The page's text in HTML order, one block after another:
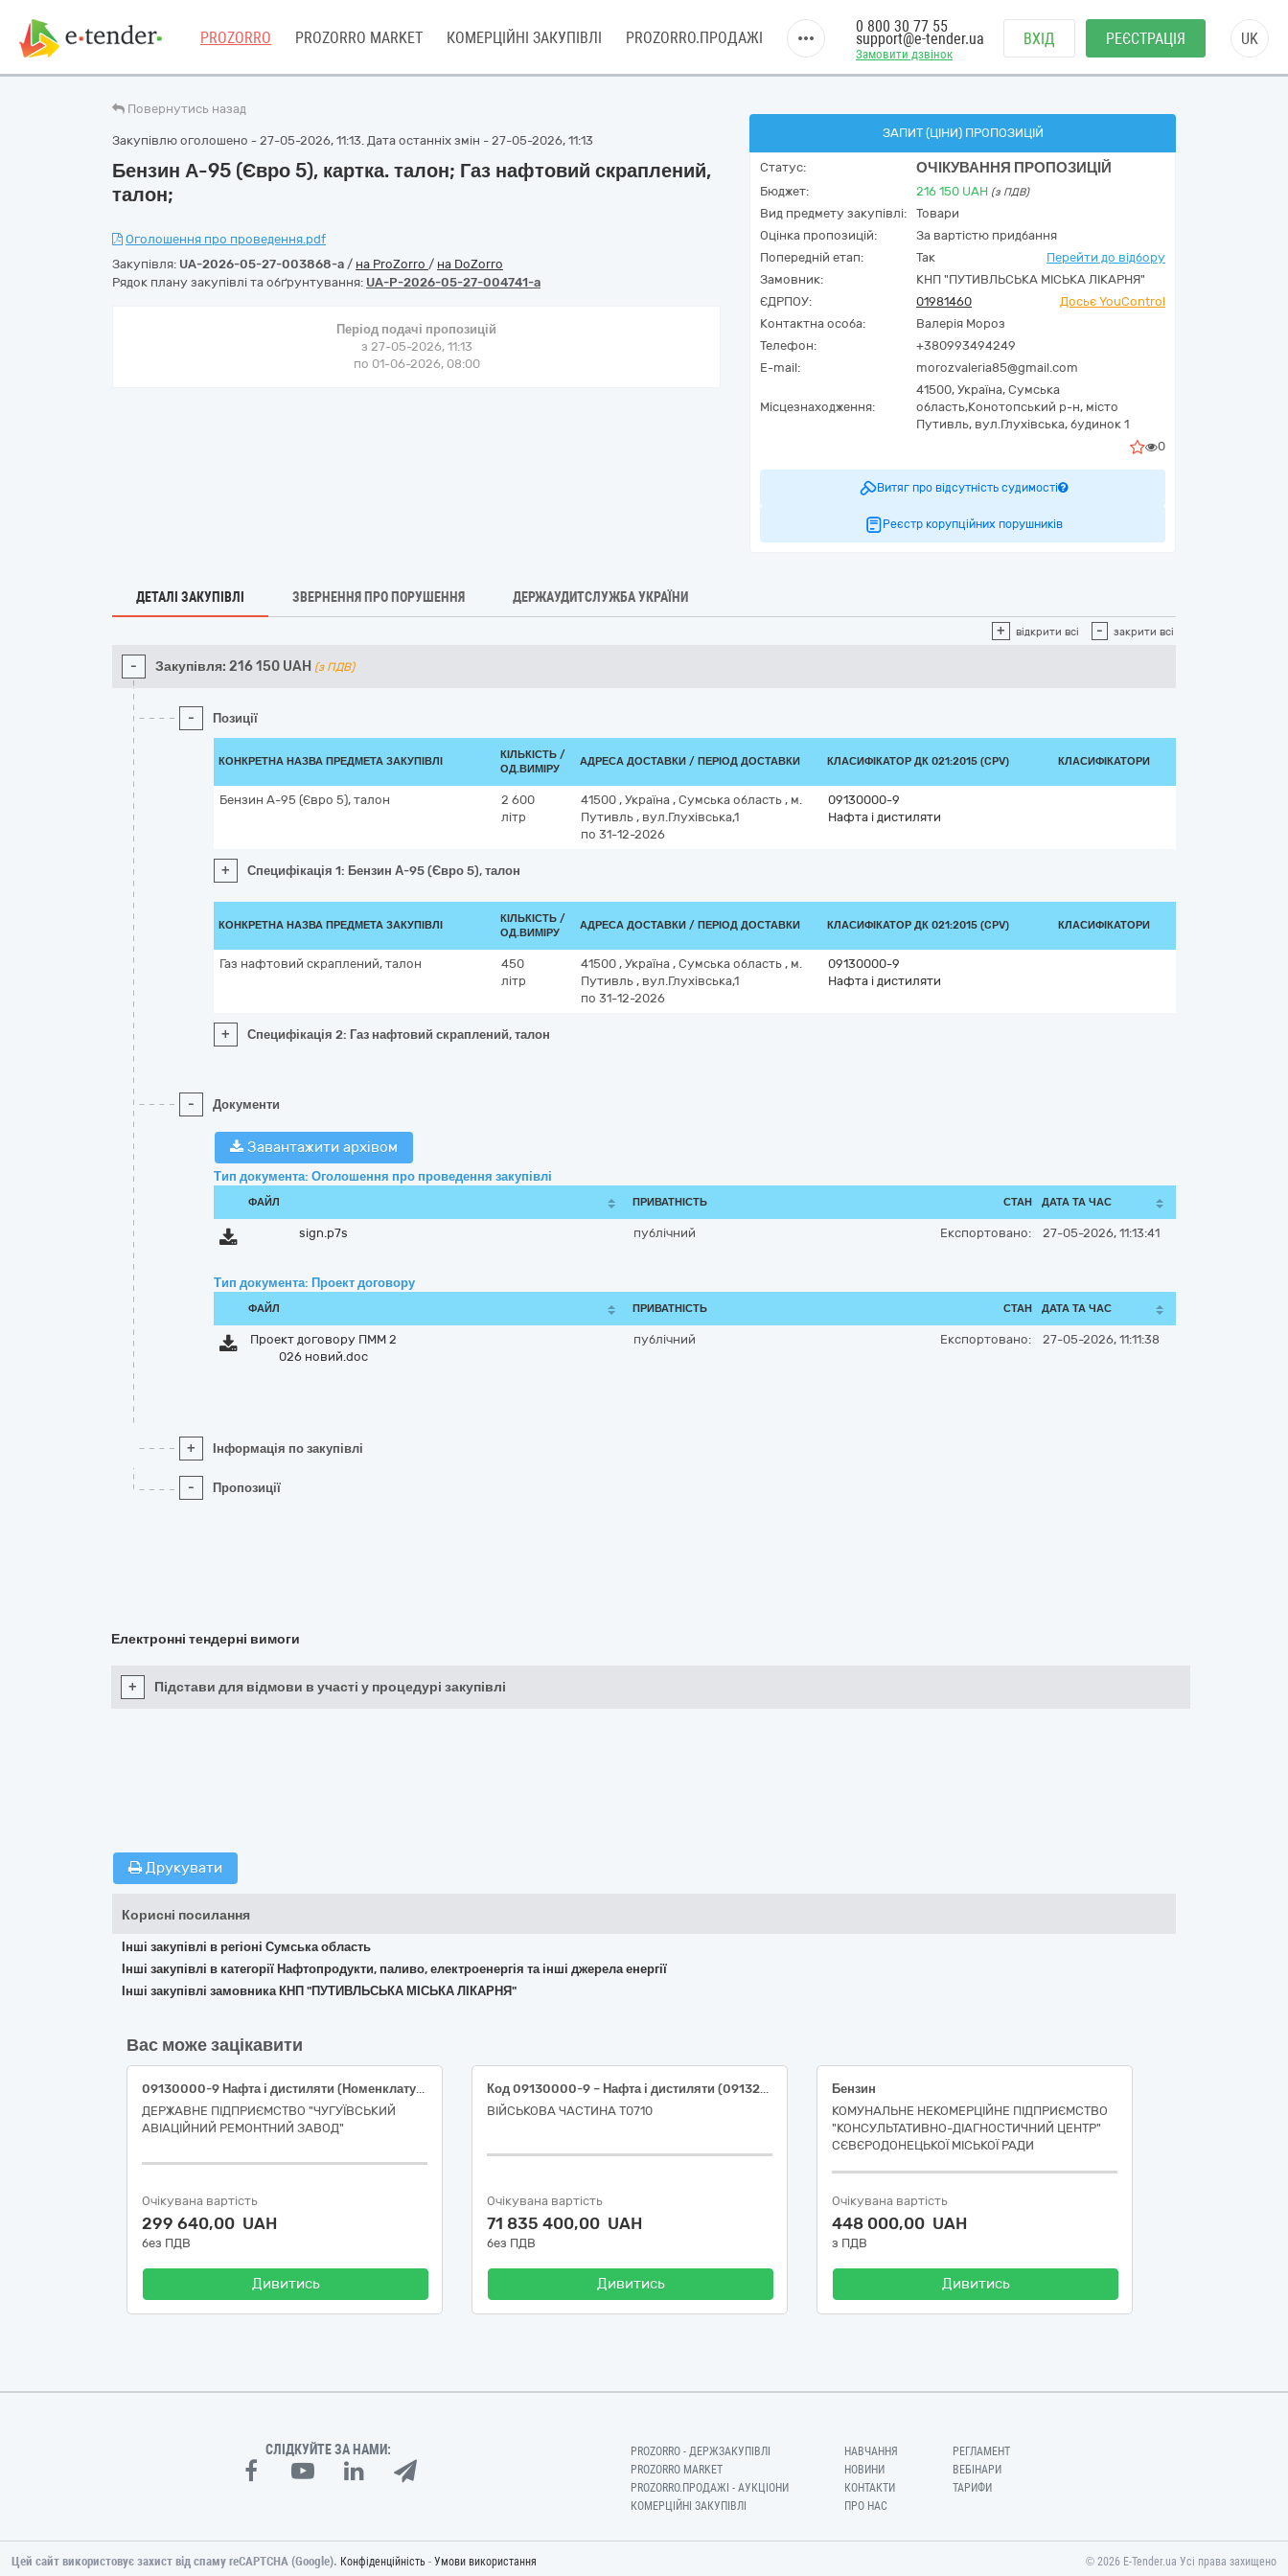
PROZORRO PROZORRO MARKET КОМЕРЦІЙНІ ЗАКУПІВЛІ PROZORRO.ПРОДАЖІ
Замовити дзвінок
0 800 30 77 55
support@e-tender.ua ВХІД РЕЄСТРАЦІЯ UK
Повернутись назад
Закупівлю оголошено - 27-05-2026, 11:13. Дата останніх змін - 27-05-2026, 11:13
Бензин А-95 (Євро 5), картка. талон; Газ нафтовий скраплений,
талон;
Оголошення про проведення.pdf
Закупівля: UA-2026-05-27-003868-a / на ProZorro / на DoZorro
Рядок плану закупівлі та обґрунтування: UA-P-2026-05-27-004741-a
Період подачі пропозицій
з 27-05-2026, 11:13
по 01-06-2026, 08:00
ЗАПИТ (ЦІНИ) ПРОПОЗИЦІЙ
Статус: ОЧІКУВАННЯ ПРОПОЗИЦІЙ
Бюджет: 216 150 UAH (з ПДВ)
Вид предмету закупівлі:
Товари
Оцінка пропозицій:
За вартістю придбання
Попередній етап:
Так
Перейти до відбору
Замовник:
КНП "ПУТИВЛЬСЬКА МІСЬКА ЛІКАРНЯ"
ЄДРПОУ:
01981460
Досьє YouControl
Контактна особа:
Валерія Мороз
Телефон:
+380993494249
E-mail:
morozvaleria85@gmail.com
Місцезнаходження:
41500, Україна, Сумська
область,Конотопський р-н, місто
Путивль, вул.Глухівська, будинок 1
0
Витяг про відсутність судимості
Реєстр корупційних порушників
ДЕТАЛІ ЗАКУПІВЛІ ЗВЕРНЕННЯ ПРО ПОРУШЕННЯ ДЕРЖАУДИТСЛУЖБА УКРАЇНИ
+ відкрити всі - закрити всі
- Закупівля: 216 150 UAH (з ПДВ)
- Позиції
КОНКРЕТНА НАЗВА ПРЕДМЕТА ЗАКУПІВЛІ
КІЛЬКІСТЬ /
ОД.ВИМІРУ
АДРЕСА ДОСТАВКИ / ПЕРІОД ДОСТАВКИ КЛАСИФІКАТОР ДК 021:2015 (CPV) КЛАСИФІКАТОРИ
Бензин А-95 (Євро 5), талон
2 600
літр
41500 , Україна , Сумська область , м.
Путивль , вул.Глухівська,1
по 31-12-2026
09130000-9
Нафта і дистиляти
+ Специфікація 1: Бензин А-95 (Євро 5), талон
КОНКРЕТНА НАЗВА ПРЕДМЕТА ЗАКУПІВЛІ
КІЛЬКІСТЬ /
ОД.ВИМІРУ
АДРЕСА ДОСТАВКИ / ПЕРІОД ДОСТАВКИ КЛАСИФІКАТОР ДК 021:2015 (CPV) КЛАСИФІКАТОРИ
Газ нафтовий скраплений, талон
450
літр
41500 , Україна , Сумська область , м.
Путивль , вул.Глухівська,1
по 31-12-2026
09130000-9
Нафта і дистиляти
+ Специфікація 2: Газ нафтовий скраплений, талон
- Документи
Завантажити архівом
Тип документа: Оголошення про проведення закупівлі
ФАЙЛ ПРИВАТНІСТЬ СТАН ДАТА ТА ЧАС
sign.p7s публічний Експортовано: 27-05-2026, 11:13:41
Тип документа: Проект договору
ФАЙЛ ПРИВАТНІСТЬ СТАН ДАТА ТА ЧАС
Проект договору ПММ 2
026 новий.doc
публічний Експортовано: 27-05-2026, 11:11:38
+ Інформація по закупівлі
- Пропозиції
Електронні тендерні вимоги
+ Підстави для відмови в участі у процедурі закупівлі
Друкувати
Корисні посилання
Інші закупівлі в регіоні Сумська область
Інші закупівлі в категорії Нафтопродукти, паливо, електроенергія та інші джерела енергії
Інші закупівлі замовника КНП "ПУТИВЛЬСЬКА МІСЬКА ЛІКАРНЯ"
Вас може зацікавити
09130000-9 Нафта і дистиляти (Номенклатура 09131000-6 Авіаційний гас) (паливо ТС-1 або паливо Jet А-1)
ДЕРЖАВНЕ ПІДПРИЄМСТВО "ЧУГУЇВСЬКИЙ
АВІАЦІЙНИЙ РЕМОНТНИЙ ЗАВОД"
Очікувана вартість
299 640,00 UAH
без ПДВ
Дивитись
Код 09130000-9 – Нафта і дистиляти (09132000-3 – Бензин А-95 Євро 5 (ДСТУ 7687:2015); 09134200-9–Дизельне паливо Євро-5, (ДСТУ 7688:2015))
ВІЙСЬКОВА ЧАСТИНА Т0710
Очікувана вартість
71 835 400,00 UAH
без ПДВ
Дивитись
Бензин
КОМУНАЛЬНЕ НЕКОМЕРЦІЙНЕ ПІДПРИЄМСТВО
"КОНСУЛЬТАТИВНО-ДІАГНОСТИЧНИЙ ЦЕНТР"
СЄВЄРОДОНЕЦЬКОЇ МІСЬКОЇ РАДИ
Очікувана вартість
448 000,00 UAH
з ПДВ
Дивитись
СЛІДКУЙТЕ ЗА НАМИ:
PROZORRO - ДЕРЖЗАКУПІВЛІ
PROZORRO MARKET
PROZORRO.ПРОДАЖІ - АУКЦІОНИ
КОМЕРЦІЙНІ ЗАКУПІВЛІ
НАВЧАННЯ
НОВИНИ
КОНТАКТИ
ПРО НАС
РЕГЛАМЕНТ
ВЕБІНАРИ
ТАРИФИ
Цей сайт використовує захист від спаму reCAPTCHA (Google). Конфіденційність - Умови використання © 2026 E-Tender.ua Усі права захищено